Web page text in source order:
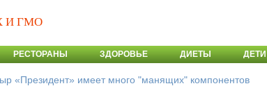
И ГМО
РЕСТОРАНЫ ЗДОРОВЬЕ ДИЕТЫ ДЕТИ
«Президент» имеет много "манящих" компонентов